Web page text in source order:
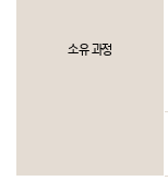
소유 과정